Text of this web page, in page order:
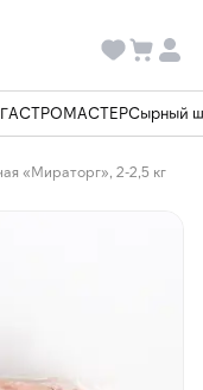
ГАСТРОМАСТЕРСырный
«Мираторг», 2-2,5 кг